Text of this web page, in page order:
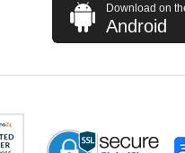
Download on
Android